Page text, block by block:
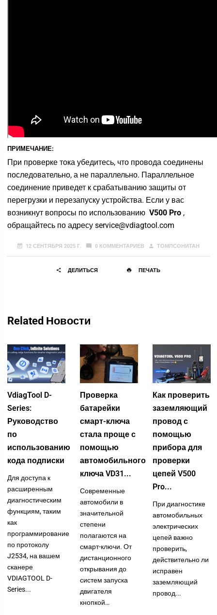
ПРИМЕЧАНИЕ:
При проверке тока убедитесь, что провода соединены
последовательно, а не параллельно. Параллельное
соединение приведет к срабатыванию защиты от
перегрузки и перезапуску устройства. Если у вас
возникнут вопросы по использованию V500 Pro ,
обращайтесь по адресу service@vdiagtool.com
12 СЕНТЯБРЯ 2025 Г. 0 КОММЕНТАРИЕВ ТОМПСОНИТАН
ДЕЛИТЬСЯ ПЕЧАТЬ
Related Новости
VdiagTool D-
Series:
Руководство
по
использованию
кода подписки
Для доступа к
расширенным
диагностическим
функциям, таким
как
программирование
по протоколу
J2534, на вашем
сканере
VDIAGTOOL D-
Series...
Проверка
батарейки
смарт-ключа
стала проще с
помощью
автомобильного
ключа VD31...
Современные
автомобили в
значительной
степени
полагаются на
смарт-ключи. От
дистанционного
открывания до
систем запуска
двигателя
кнопкой…
Как проверить
заземляющий
провод с
помощью
прибора для
проверки
цепей V500
Pro...
При диагностике
автомобильных
электрических
цепей важно
проверить,
действительно ли
исправен
заземляющий
провод...